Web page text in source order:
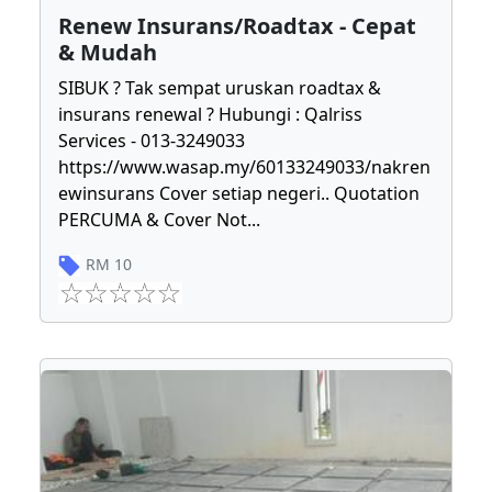
Renew Insurans/Roadtax - Cepat
& Mudah
SIBUK ? Tak sempat uruskan roadtax &
insurans renewal ? Hubungi : Qalriss
Services - 013-3249033
https://www.wasap.my/60133249033/nakren
ewinsurans Cover setiap negeri.. Quotation
PERCUMA & Cover Not...
RM 10